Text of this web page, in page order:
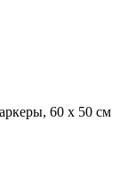
60 х 50 см